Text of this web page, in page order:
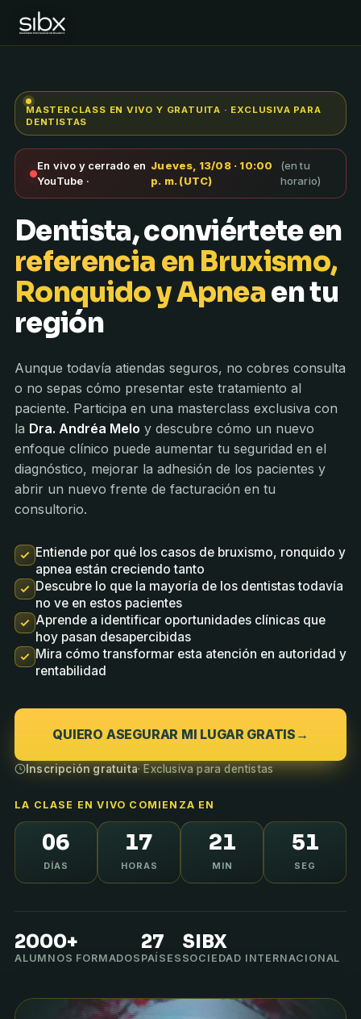
MASTERCLASS EN VIVO Y GRATUITA · EXCLUSIVA PARA
DENTISTAS
En vivo y cerrado en
YouTube ·
Jueves, 13/08 · 10:00
p. m. (UTC)
(en tu
horario)
Dentista, conviértete en
referencia en Bruxismo,
Ronquido y Apneaen tu
región
Aunque todavía atiendas seguros, no cobres consulta
o no sepas cómo presentar este tratamiento al
paciente. Participa en una masterclass exclusiva con
la Dra. Andréa Melo y descubre cómo un nuevo
enfoque clínico puede aumentar tu seguridad en el
diagnóstico, mejorar la adhesión de los pacientes y
abrir un nuevo frente de facturación en tu
consultorio.
Entiende por qué los casos de bruxismo, ronquido y
apnea están creciendo tanto
Descubre lo que la mayoría de los dentistas todavía
no ve en estos pacientes
Aprende a identificar oportunidades clínicas que
hoy pasan desapercibidas
Mira cómo transformar esta atención en autoridad y
rentabilidad
QUIERO ASEGURAR MI LUGAR GRATIS →
Inscripción gratuita· Exclusiva para dentistas
LA CLASE EN VIVO COMIENZA EN
06
DÍAS
17
HORAS
21
MIN
50
SEG
2000+
ALUMNOS FORMADOS
27
PAÍSES
SIBX
SOCIEDAD INTERNACIONAL